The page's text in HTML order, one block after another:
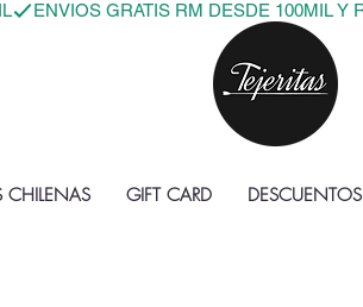
CHILENAS GIFT CARD DESCUENTOS